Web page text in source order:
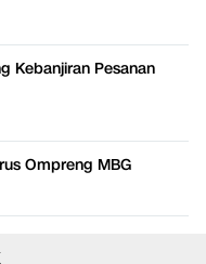
Kebanjiran Pesanan
Ompreng MBG